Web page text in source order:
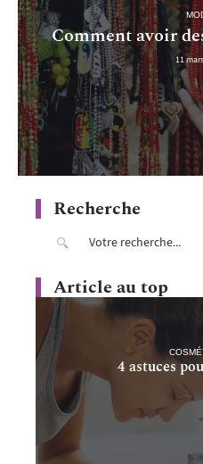
Comment avoir
11
Recherche
Article au top
4 astuces